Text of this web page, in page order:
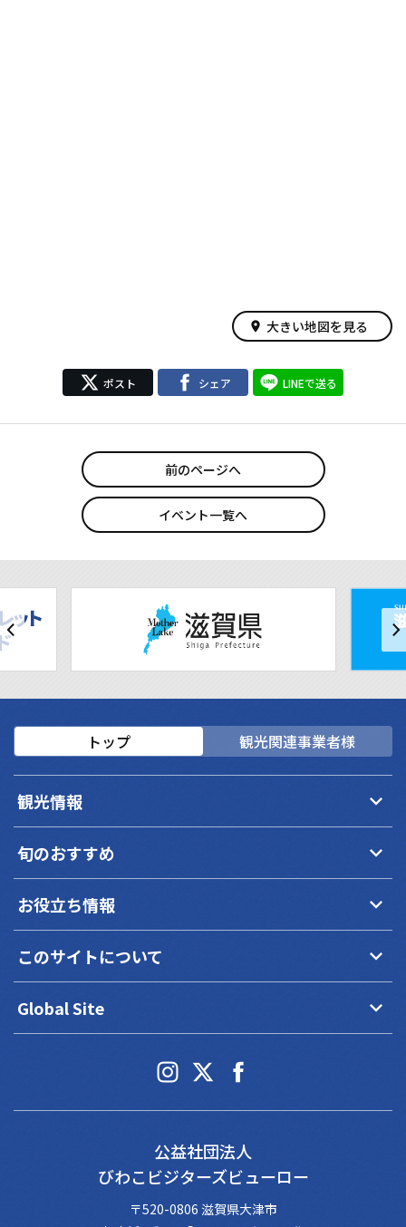
place 大きい地図を見る
ポスト シェア LINEで送る
前のページへ
イベント一覧へ
トップ 観光関連事業者様
観光情報 keyboard_arrow_down
旬のおすすめ keyboard_arrow_down
お役立ち情報 keyboard_arrow_down
このサイトについて keyboard_arrow_down
Global Site keyboard_arrow_down
公益社団法人
びわこビジターズビューロー
〒520-0806 滋賀県大津市